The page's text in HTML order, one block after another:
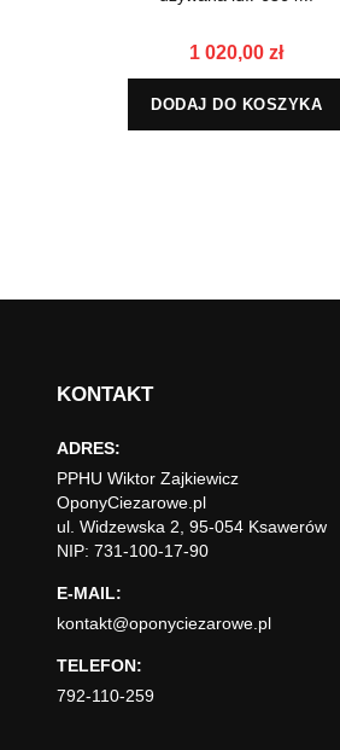
1 020,00 zł
DODAJ DO KOSZYKA
KONTAKT
ADRES:
PPHU Wiktor Zajkiewicz
OponyCiezarowe.pl
ul. Widzewska 2, 95-054 Ksawerów
NIP: 731-100-17-90
E-MAIL:
kontakt@oponyciezarowe.pl
TELEFON:
792-110-259